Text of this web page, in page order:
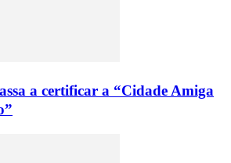
a certificar a “Cidade Amiga